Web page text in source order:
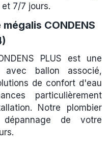
7/7 jours.
CONDENS
PLUS est une
avec ballon associé,
de confort d'eau
particulièrement
Notre plombier
de votre